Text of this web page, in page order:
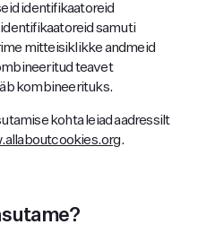
identifikaatoreid
samuti
mitteisiklikke andmeid
teavet
kombineerituks.
kohta leiad aadressilt
.